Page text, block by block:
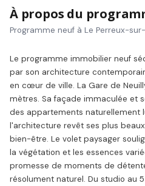
À propos du
Programme neuf à Le Perreux-
Le programme immobilier neuf
par son architecture
en cœur de ville. La Gare de
mètres. Sa façade immaculée et
des appartements naturellement
l'architecture revêt ses plus
bien-être. Le volet paysager
la végétation et les essences
promesse de moments de
résolument naturel. Du studio au